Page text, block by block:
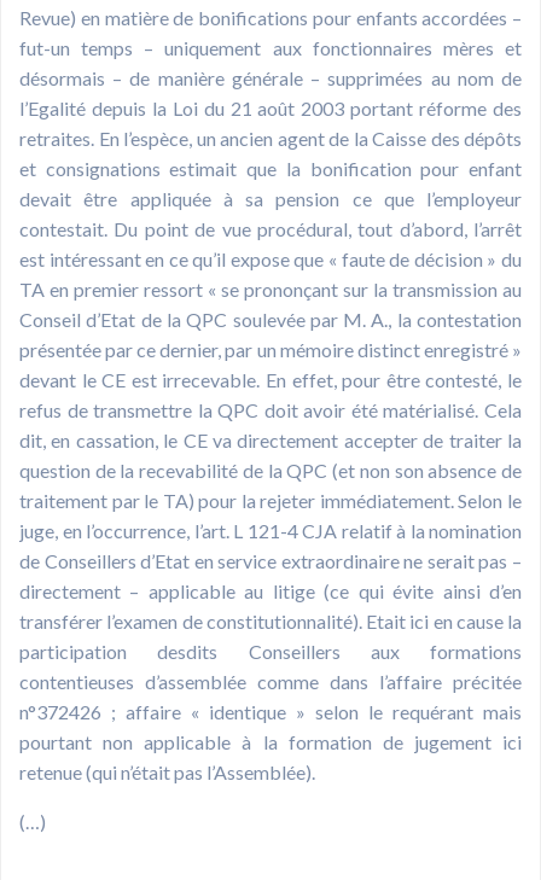
Revue) en matière de bonifications pour enfants accordées –
fut-un temps – uniquement aux fonctionnaires mères et
désormais – de manière générale – supprimées au nom de
l’Egalité depuis la Loi du 21 août 2003 portant réforme des
retraites. En l’espèce, un ancien agent de la Caisse des dépôts
et consignations estimait que la bonification pour enfant
devait être appliquée à sa pension ce que l’employeur
contestait. Du point de vue procédural, tout d’abord, l’arrêt
est intéressant en ce qu’il expose que « faute de décision » du
TA en premier ressort « se prononçant sur la transmission au
Conseil d’Etat de la QPC soulevée par M. A., la contestation
présentée par ce dernier, par un mémoire distinct enregistré »
devant le CE est irrecevable. En effet, pour être contesté, le
refus de transmettre la QPC doit avoir été matérialisé. Cela
dit, en cassation, le CE va directement accepter de traiter la
question de la recevabilité de la QPC (et non son absence de
traitement par le TA) pour la rejeter immédiatement. Selon le
juge, en l’occurrence, l’art. L 121-4 CJA relatif à la nomination
de Conseillers d’Etat en service extraordinaire ne serait pas –
directement – applicable au litige (ce qui évite ainsi d’en
transférer l’examen de constitutionnalité). Etait ici en cause la
participation desdits Conseillers aux formations
contentieuses d’assemblée comme dans l’affaire précitée
n°372426 ; affaire « identique » selon le requérant mais
pourtant non applicable à la formation de jugement ici
retenue (qui n’était pas l’Assemblée).
(…)